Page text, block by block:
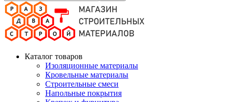
Каталог товаров
Изоляционные материалы
Кровельные материалы
Строительные смеси
Напольные покрытия